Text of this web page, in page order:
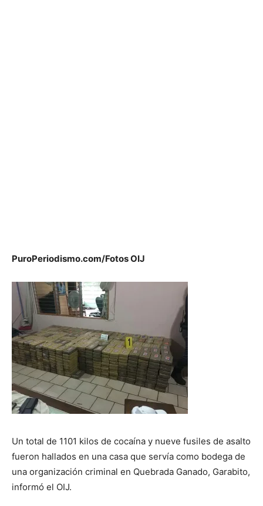
PuroPeriodismo.com/Fotos OIJ
Un total de 1101 kilos de cocaína y nueve fusiles de asalto
fueron hallados en una casa que servía como bodega de
una organización criminal en Quebrada Ganado, Garabito,
informó el OIJ.